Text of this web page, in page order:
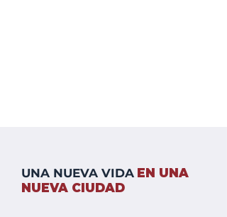
UNA NUEVA VIDA EN UNA
NUEVA CIUDAD